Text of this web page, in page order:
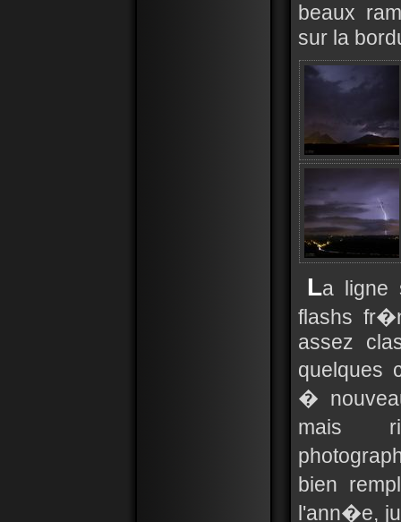
beaux
sur la
La ligne
flashs
assez
quelques
�
mais
bien
l'ann�e,